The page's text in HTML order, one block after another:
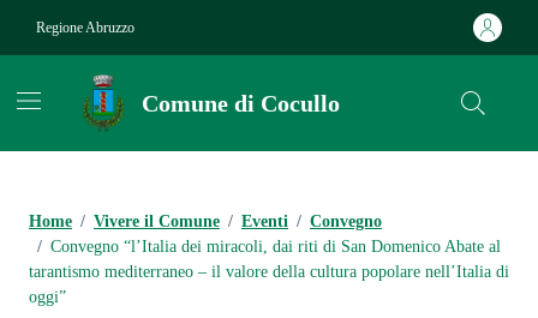
Regione Abruzzo
Comune di Cocullo
Home / Vivere il Comune / Eventi / Convegno
/ Convegno “l’Italia dei miracoli, dai riti di San Domenico Abate al
tarantismo mediterraneo – il valore della cultura popolare nell’Italia di
oggi”